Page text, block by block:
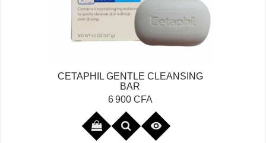
CETAPHIL GENTLE CLEANSING
BAR
Prix
6 900 CFA
